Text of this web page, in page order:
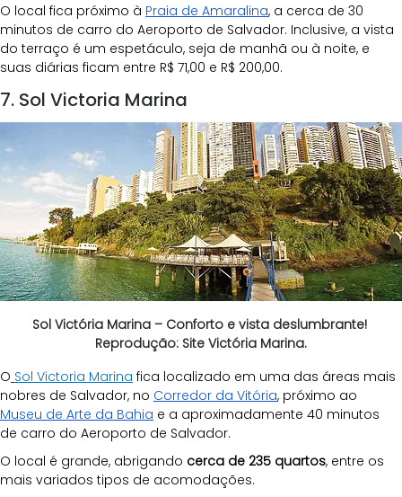
O local fica próximo à Praia de Amaralina, a cerca de 30
minutos de carro do Aeroporto de Salvador. Inclusive, a vista
do terraço é um espetáculo, seja de manhã ou à noite, e
suas diárias ficam entre R$ 71,00 e R$ 200,00.
7. Sol Victoria Marina
Sol Victória Marina – Conforto e vista deslumbrante!
Reprodução: Site Victória Marina.
O Sol Victoria Marina fica localizado em uma das áreas mais
nobres de Salvador, no Corredor da Vitória, próximo ao
Museu de Arte da Bahia e a aproximadamente 40 minutos
de carro do Aeroporto de Salvador.
O local é grande, abrigando cerca de 235 quartos, entre os
mais variados tipos de acomodações.